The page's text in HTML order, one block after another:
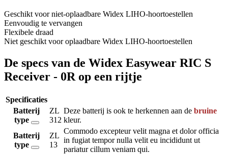
Geschikt voor niet-oplaadbare Widex LIHO-hoortoestellen
Eenvoudig te vervangen
Flexibele draad
Niet geschikt voor oplaadbare Widex LIHO-hoortoestellen
De specs van de Widex Easywear RIC S
Receiver - 0R op een rijtje
Specificaties
Batterij
type
ZL
312
Deze batterij is ook te herkennen aan de bruine
kleur.
Batterij
type
ZL
13
Commodo excepteur velit magna et dolor officia
in fugiat tempor nulla velit eu incididunt ut
pariatur cillum veniam qui.